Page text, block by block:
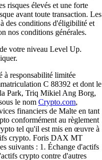
risques élevés et une forte
avant toute transaction. Les
des conditions d'éligibilité et
nos conditions générales.
votre niveau Level Up.
responsabilité limitée
C 88392 et dont le
Park, Triq Mikiel Ang Borg,
le nom Crypto.com,
financiers de Malte en tant
conformément au règlement
tel qu'il est mis en œuvre à
crypto. Foris DAX MT
suivants : 1. Échange d'actifs
crypto contre d'autres